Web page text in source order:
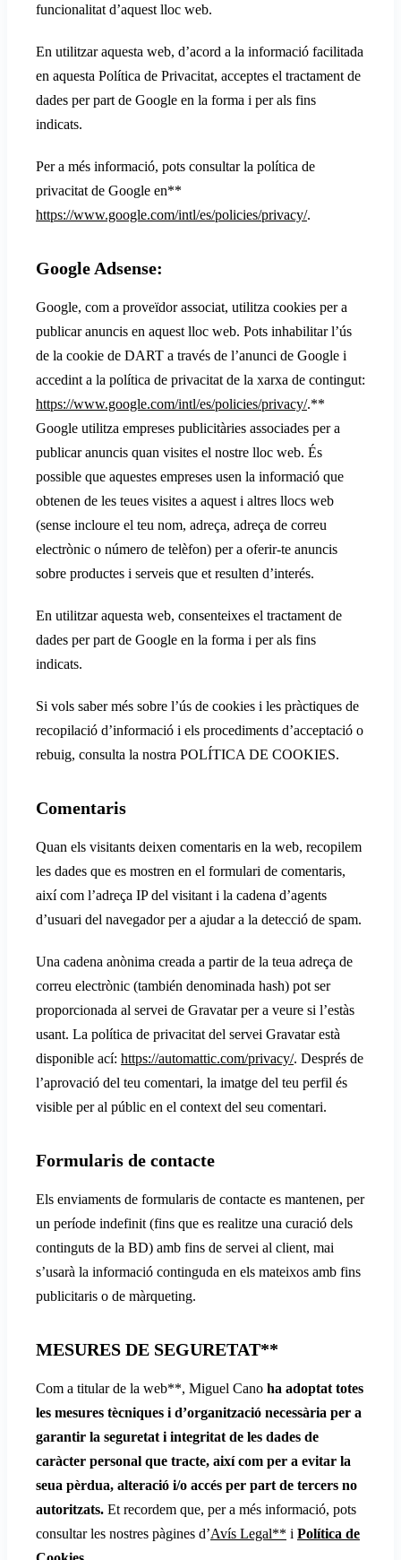
funcionalitat d’aquest lloc web.
En utilitzar aquesta web, d’acord a la informació facilitada
en aquesta Política de Privacitat, acceptes el tractament de
dades per part de Google en la forma i per als fins
indicats.
Per a més informació, pots consultar la política de
privacitat de Google en**
https://www.google.com/intl/es/policies/privacy/.
Google Adsense:
Google, com a proveïdor associat, utilitza cookies per a
publicar anuncis en aquest lloc web. Pots inhabilitar l’ús
de la cookie de DART a través de l’anunci de Google i
accedint a la política de privacitat de la xarxa de contingut:
https://www.google.com/intl/es/policies/privacy/.**
Google utilitza empreses publicitàries associades per a
publicar anuncis quan visites el nostre lloc web. És
possible que aquestes empreses usen la informació que
obtenen de les teues visites a aquest i altres llocs web
(sense incloure el teu nom, adreça, adreça de correu
electrònic o número de telèfon) per a oferir-te anuncis
sobre productes i serveis que et resulten d’interés.
En utilitzar aquesta web, consenteixes el tractament de
dades per part de Google en la forma i per als fins
indicats.
Si vols saber més sobre l’ús de cookies i les pràctiques de
recopilació d’informació i els procediments d’acceptació o
rebuig, consulta la nostra POLÍTICA DE COOKIES.
Comentaris
Quan els visitants deixen comentaris en la web, recopilem
les dades que es mostren en el formulari de comentaris,
així com l’adreça IP del visitant i la cadena d’agents
d’usuari del navegador per a ajudar a la detecció de spam.
Una cadena anònima creada a partir de la teua adreça de
correu electrònic (también denominada hash) pot ser
proporcionada al servei de Gravatar per a veure si l’estàs
usant. La política de privacitat del servei Gravatar està
disponible ací: https://automattic.com/privacy/. Després de
l’aprovació del teu comentari, la imatge del teu perfil és
visible per al públic en el context del seu comentari.
Formularis de contacte
Els enviaments de formularis de contacte es mantenen, per
un període indefinit (fins que es realitze una curació dels
continguts de la BD) amb fins de servei al client, mai
s’usarà la informació continguda en els mateixos amb fins
publicitaris o de màrqueting.
MESURES DE SEGURETAT**
Com a titular de la web**, Miguel Cano ha adoptat totes
les mesures tècniques i d’organització necessària per a
garantir la seguretat i integritat de les dades de
caràcter personal que tracte, així com per a evitar la
seua pèrdua, alteració i/o accés per part de tercers no
autoritzats. Et recordem que, per a més informació, pots
consultar les nostres pàgines d’Avís Legal** i Política de